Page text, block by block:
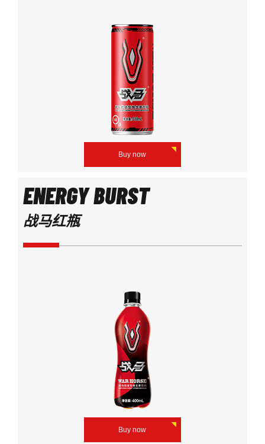
Buy now
ENERGY BURST
战马红瓶
Buy now